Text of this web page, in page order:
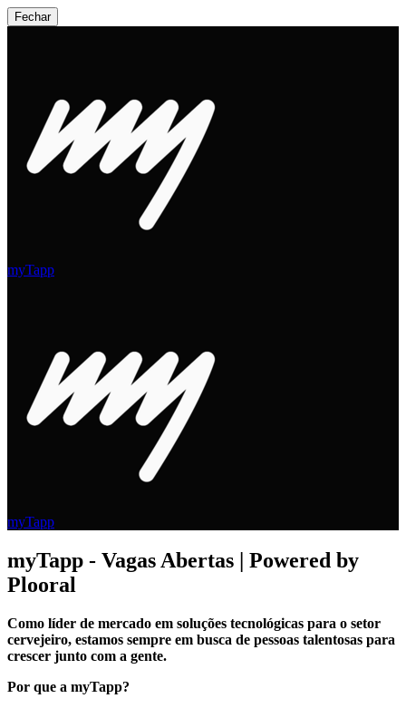
Fechar
myTapp
myTapp
myTapp - Vagas Abertas | Powered by
Plooral
Como líder de mercado em soluções tecnológicas para o setor
cervejeiro, estamos sempre em busca de pessoas talentosas para
crescer junto com a gente.
Por que a myTapp?